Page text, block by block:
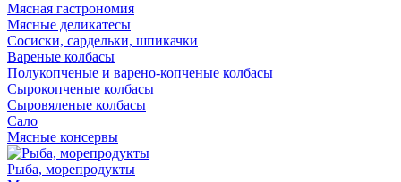
Мясная гастрономия
Мясные деликатесы
Сосиски, сардельки, шпикачки
Вареные колбасы
Полукопченые и варено-копченые колбасы
Сырокопченые колбасы
Сыровяленые колбасы
Сало
Мясные консервы
Рыба, морепродукты